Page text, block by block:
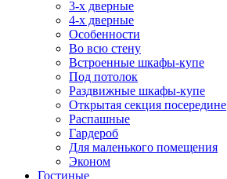
3-х дверные
4-х дверные
Особенности
Во всю стену
Встроенные шкафы-купе
Под потолок
Раздвижные шкафы-купе
Открытая секция посередине
Распашные
Гардероб
Для маленького помещения
Эконом
Гостиные